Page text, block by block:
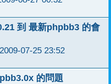
到 最新phpbb3 的會
2009-07-25 23:52
的問題